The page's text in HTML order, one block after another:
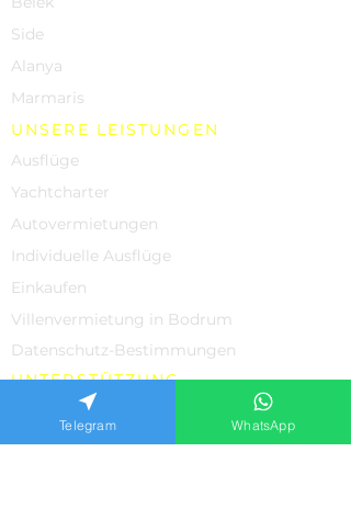
Side
Alanya
Marmaris
UNSERE LEISTUNGEN
Ausflüge
Yachtcharter
Autovermietungen
Individuelle Ausflüge
Einkaufen
Villenvermietung in Bodrum
Datenschutz-Bestimmungen
UNTERSTÜTZUNG
Kontakte
Telegram WhatsApp